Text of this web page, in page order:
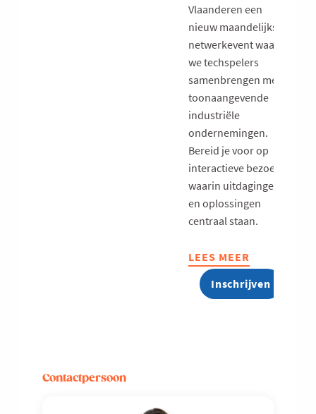
Vlaanderen een
nieuw maandelijks
netwerkevent waarbij
we techspelers
samenbrengen met
toonaangevende
industriële
ondernemingen.
Bereid je voor op
interactieve bezoeken
waarin uitdagingen
en oplossingen
centraal staan.
LEES MEER
ABOUT
VOKA
ON Inschrijven
Contactpersoon